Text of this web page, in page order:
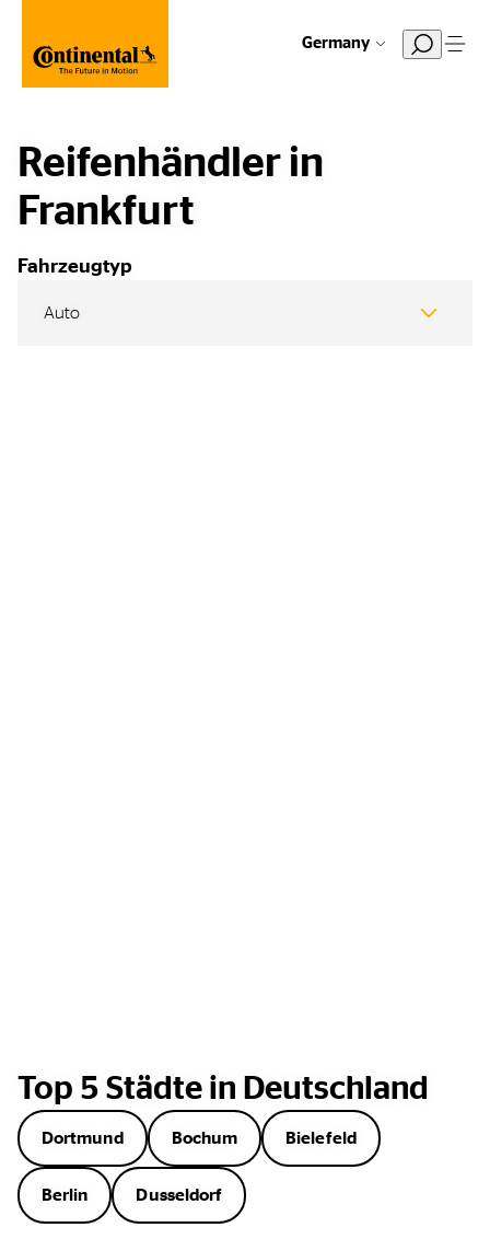
Germany
Reifenhändler in
Frankfurt
Fahrzeugtyp
Auto
Auto
Top 5 Städte in Deutschland
Dortmund Bochum Bielefeld
Berlin Dusseldorf